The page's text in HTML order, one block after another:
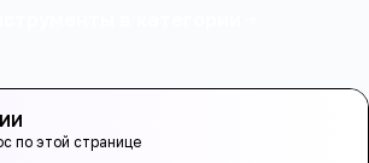
по этой странице